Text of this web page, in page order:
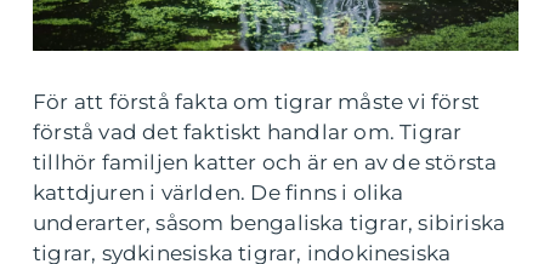
För att förstå fakta om tigrar måste vi först
förstå vad det faktiskt handlar om. Tigrar
tillhör familjen katter och är en av de största
kattdjuren i världen. De finns i olika
underarter, såsom bengaliska tigrar, sibiriska
tigrar, sydkinesiska tigrar, indokinesiska